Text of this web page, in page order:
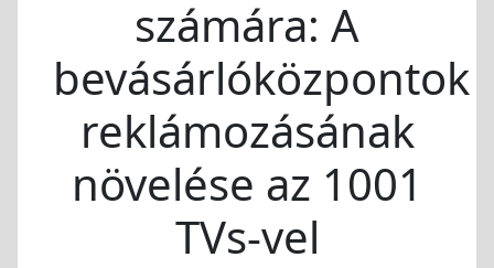
számára: A
bevásárlóközpontok
reklámozásának
növelése az 1001
TVs-vel